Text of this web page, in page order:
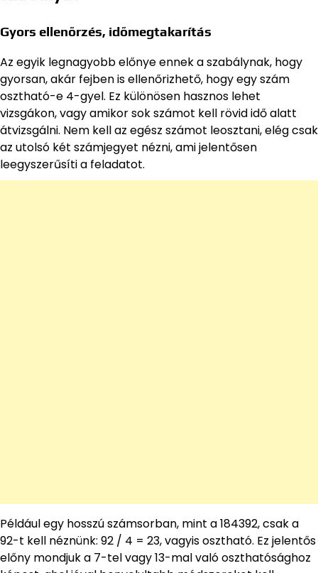
Gyors ellenőrzés, időmegtakarítás
Az egyik legnagyobb előnye ennek a szabálynak, hogy
gyorsan, akár fejben is ellenőrizhető, hogy egy szám
osztható-e 4-gyel. Ez különösen hasznos lehet
vizsgákon, vagy amikor sok számot kell rövid idő alatt
átvizsgálni. Nem kell az egész számot leosztani, elég csak
az utolsó két számjegyet nézni, ami jelentősen
leegyszerűsíti a feladatot.
Például egy hosszú számsorban, mint a 184392, csak a
92-t kell néznünk: 92 / 4 = 23, vagyis osztható. Ez jelentős
előny mondjuk a 7-tel vagy 13-mal való oszthatósághoz